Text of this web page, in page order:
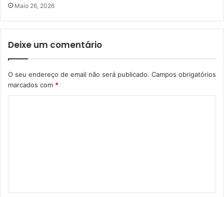
Maio 26, 2026
Deixe um comentário
O seu endereço de email não será publicado. Campos obrigatórios
marcados com *
á